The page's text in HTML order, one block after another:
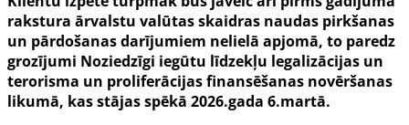
rakstura ārvalstu valūtas skaidras naudas pirkšanas
un pārdošanas darījumiem nelielā apjomā, to paredz
grozījumi Noziedzīgi iegūtu līdzekļu legalizācijas un
terorisma un proliferācijas finansēšanas novēršanas
likumā, kas stājas spēkā 2026.gada 6.martā.